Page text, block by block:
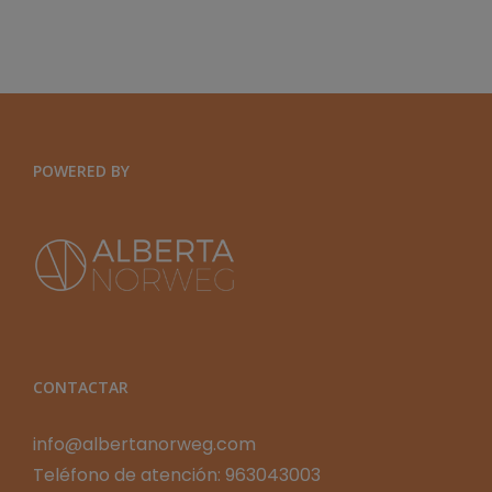
EXPONENCIALES
POWERED BY
CONTACTAR
info@albertanorweg.com
Teléfono de atención: 963043003